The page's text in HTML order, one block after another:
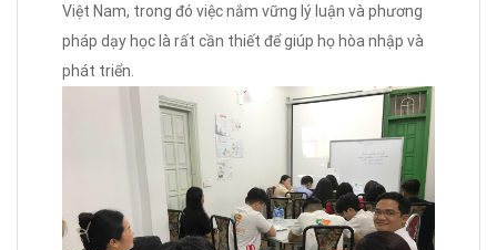
Việt Nam, trong đó việc nắm vững lý luận và phương
pháp dạy học là rất cần thiết để giúp họ hòa nhập và
phát triển.